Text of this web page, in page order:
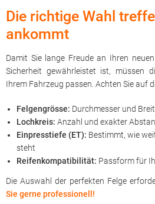
Die richtige Wahl
ankommt
Damit Sie lange Freude an Ihren
Sicherheit gewährleistet ist, müssen
Ihrem Fahrzeug passen. Achten Sie auf
Felgengrösse: Durchmesser und
Lochkreis: Anzahl und exakter
Einpresstiefe (ET): Bestimmt, wie
steht
Reifenkompatibilität: Passform für
Die Auswahl der perfekten Felge
Sie gerne professionell!